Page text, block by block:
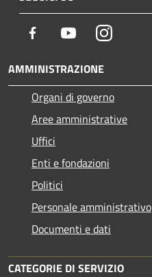
Facebook YoutubeInstagram
AMMINISTRAZIONE
Organi di governo
Aree amministrative
Uffici
Enti e fondazioni
Politici
Personale amministrativo
Documenti e dati
CATEGORIE DI SERVIZIO